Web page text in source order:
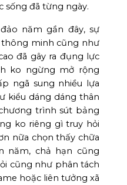
sống đã từng ngày.
năm gần đây, sự
thông minh cũng như
đã gây ra đụng lực
ko ngừng mở rộng
ngã sung nhiều lựa
kiểu dáng dáng thân
trình sút bảng
ko riêng gì truy hỏi
nữa chọn thấy chữa
năm, chả hạn cũng
cũng như phân tách
hoặc liên tưởng xã